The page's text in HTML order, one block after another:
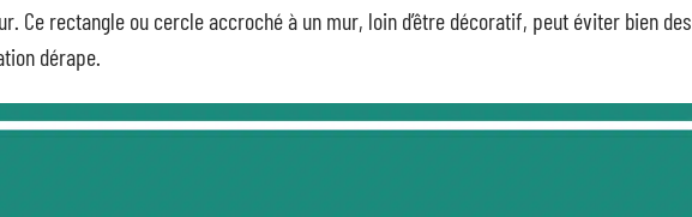
Ce rectangle ou cercle accroché à un mur, loin d’être décoratif, peut éviter bien des
dérape.